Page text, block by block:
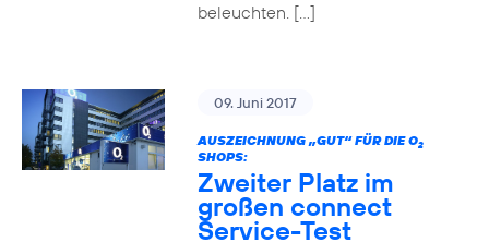
beleuchten. […]
09. Juni 2017
AUSZEICHNUNG „GUT“ FÜR DIE O2
SHOPS:
Zweiter Platz im
großen connect
Service-Test